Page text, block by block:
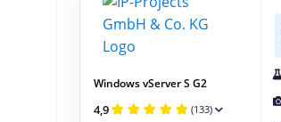
Windows vServer S G2
4,9 (133)